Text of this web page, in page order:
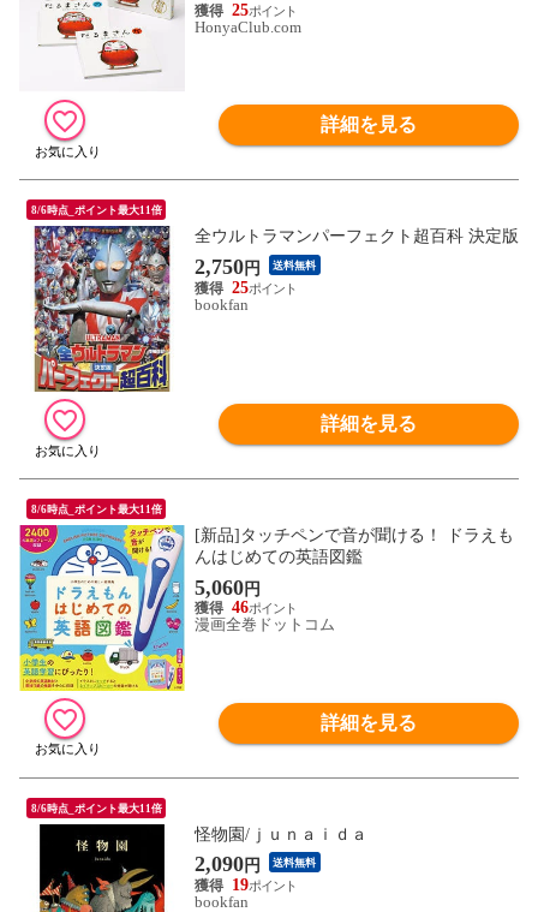
25
HonyaClub.com
詳細を見る
8/6時点_ポイント最大11倍
全ウルトラマンパーフェクト超百科 決定版
2,750円 送料無料
25
bookfan
詳細を見る
8/6時点_ポイント最大11倍
[新品]タッチペンで音が聞ける！ ドラえも
んはじめての英語図鑑
5,060円
46
漫画全巻ドットコム
詳細を見る
8/6時点_ポイント最大11倍
怪物園/ｊｕｎａｉｄａ
2,090円 送料無料
19
bookfan